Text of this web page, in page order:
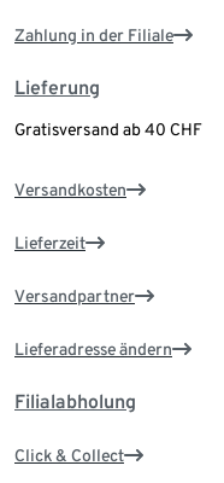
Zahlung in der Filiale
Lieferung
Gratisversand ab 40 CHF
Versandkosten
Lieferzeit
Versandpartner
Lieferadresse ändern
Filialabholung
Click & Collect